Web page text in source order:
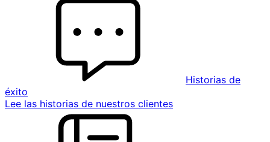
Historias de
éxito
Lee las historias de nuestros clientes